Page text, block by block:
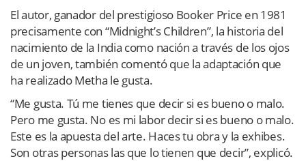
El autor, ganador del prestigioso Booker Price en 1981
precisamente con “Midnight’s Children”, la historia del
nacimiento de la India como nación a través de los ojos
de un joven, también comentó que la adaptación que
ha realizado Metha le gusta.
“Me gusta. Tú me tienes que decir si es bueno o malo.
Pero me gusta. No es mi labor decir si es bueno o malo.
Este es la apuesta del arte. Haces tu obra y la exhibes.
Son otras personas las que lo tienen que decir”, explicó.